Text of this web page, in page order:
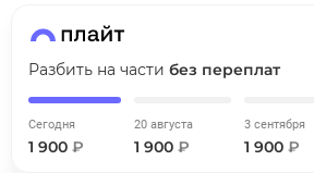
Разбить на части без переплат
Сегодня
1 900 ₽
20 августа
1 900₽
3 сентября
1 900 ₽
об оплате Плайтом
Остались вопросы?
8 800 302-02-51